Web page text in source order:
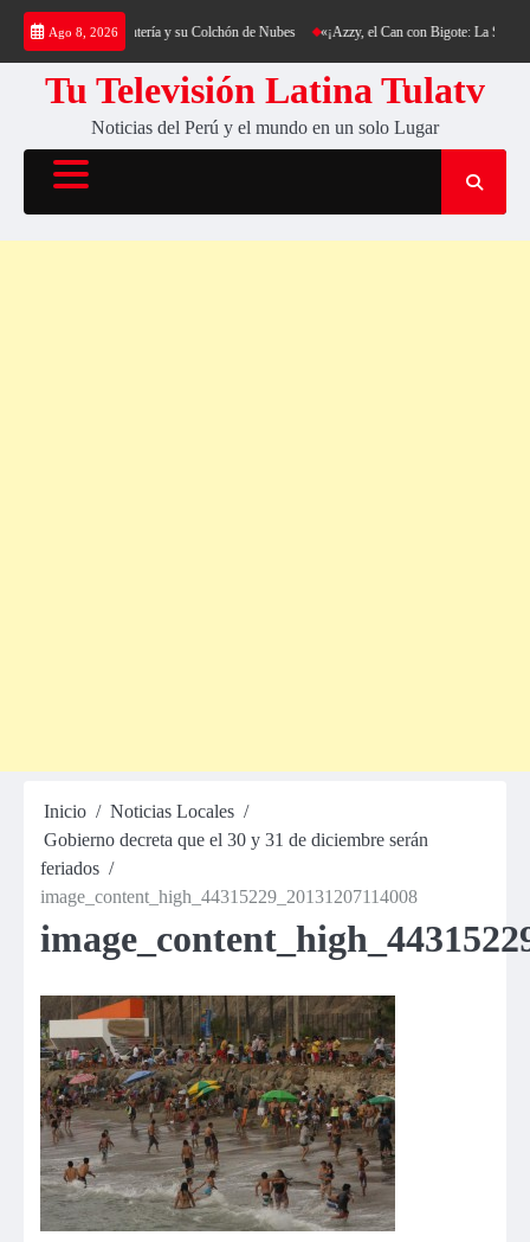
Saltar
contenido
Ago 8, 2026
al Cerro Cantería y su Colchón de Nubes «¡Azzy, el Can con Bigote: La
Tu Televisión Latina Tulatv
Noticias del Perú y el mundo en un solo Lugar
Inicio
Noticias Locales
Gobierno decreta que el 30 y 31 de diciembre serán
feriados
image_content_high_44315229_20131207114008